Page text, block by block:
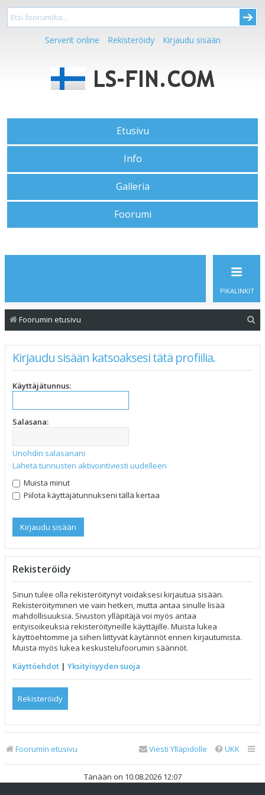
Serverit online Rekisteröidy Kirjaudu sisään
Etusivu
Info
Galleria
Foorumi
PIKALINKIT
Foorumin etusivu
Kirjaudu sisään katsoaksesi tätä profiilia.
Käyttäjätunnus:
Salasana:
Unohdin salasanani
Lähetä tunnusten aktivointiviesti uudelleen
Muista minut
Piilota käyttäjätunnukseni tällä kertaa
Rekisteröidy
Sinun tulee olla rekisteröitynyt voidaksesi kirjautua sisään.
Rekisteröityminen vie vain hetken, mutta antaa sinulle lisää
mahdollisuuksia. Sivuston ylläpitäjä voi myös antaa
erityisoikeuksia rekisteröityneille käyttäjille. Muista lukea
käyttöehtomme ja siihen liittyvät käytännöt ennen kirjautumista.
Muista myös lukea keskustelufoorumin säännöt.
Käyttöehdot | Yksityisyyden suoja
Rekisteröidy
Foorumin etusivu UKK
Viesti Ylläpidolle
Tänään on 10.08.2026 12:07